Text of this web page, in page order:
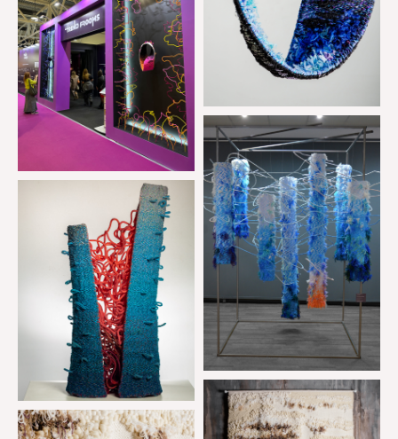
КОНТАКТЫ
https://www.instagram.com/khristina_vysotskaya/